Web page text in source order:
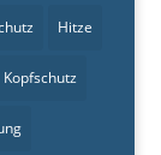
Hitze
Kopfschutz